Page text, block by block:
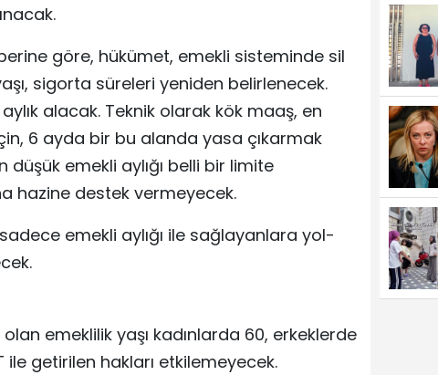
göre, hükümet, emekli sisteminde sil
sigorta süreleri yeniden belirlenecek.
alacak. Teknik olarak kök maaş, en
6 ayda bir bu alanda yasa çıkarmak
emekli aylığı belli bir limite
hazine destek vermeyecek.
emekli aylığı ile sağlayanlara yol-
emeklilik yaşı kadınlarda 60, erkeklerde
ile getirilen hakları etkilemeyecek.